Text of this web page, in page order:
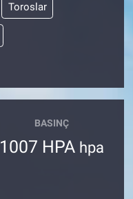
Toroslar
BASINÇ
1007 HPA hpa